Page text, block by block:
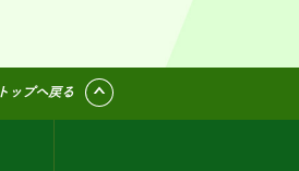
トップへ戻る